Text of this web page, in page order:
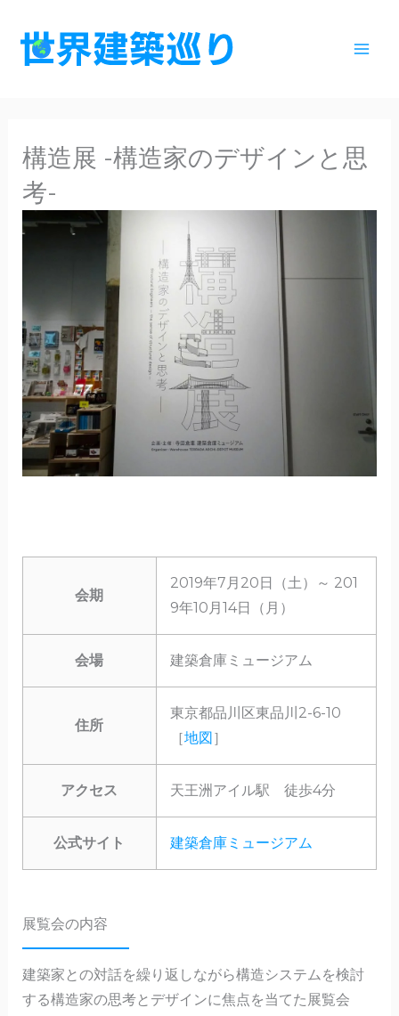
構造展 -構造家のデザインと思
考-
会期
2019年7月20日（土）～ 201
9年10月14日（月）
会場 建築倉庫ミュージアム
住所
東京都品川区東品川2-6-10
［地図］
アクセス 天王洲アイル駅 徒歩4分
公式サイト 建築倉庫ミュージアム
展覧会の内容
建築家との対話を繰り返しながら構造システムを検討
する構造家の思考とデザインに焦点を当てた展覧会